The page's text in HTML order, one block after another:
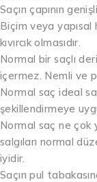
Saçın çapının
Biçim veya yapısal
kıvırcık olmasıdır.
Normal bir saçlı
içermez. Nemli ve
Normal saç ideal
şekillendirmeye
Normal saç ne çok
salgıları normal
iyidir.
Saçın pul